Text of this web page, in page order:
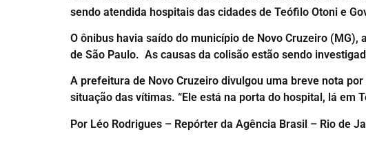
sendo atendida hospitais das cidades de Teófilo Otoni e
O ônibus havia saído do município de Novo Cruzeiro
de São Paulo. As causas da colisão estão sendo
A prefeitura de Novo Cruzeiro divulgou uma breve nota
situação das vítimas. “Ele está na porta do hospital, lá em
Por Léo Rodrigues – Repórter da Agência Brasil – Rio de